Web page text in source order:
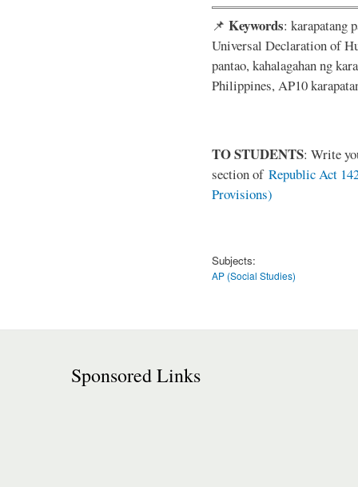
📌 Keywords: karapatang
Universal Declaration of
pantao, kahalagahan ng
Philippines, AP10
TO STUDENTS: Write
section of Republic Act
Provisions)
Subjects:
AP (Social Studies)
Sponsored Links